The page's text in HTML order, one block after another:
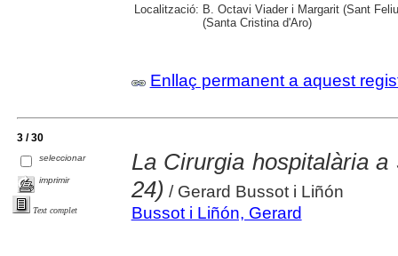
Localització: B. Octavi Viader i Margarit (Sant
(Santa Cristina d'Aro)
Enllaç permanent a aquest
3 / 30
seleccionar
imprimir
Text complet
La Cirurgia hospitalària
24) / Gerard Bussot i Liñón
Bussot i Liñón, Gerard